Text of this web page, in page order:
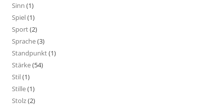
Sinn (1)
Spiel(1)
Sport(2)
Sprache(3)
Standpunkt(1)
Stärke(54)
Stil(1)
Stille(1)
Stolz(2)